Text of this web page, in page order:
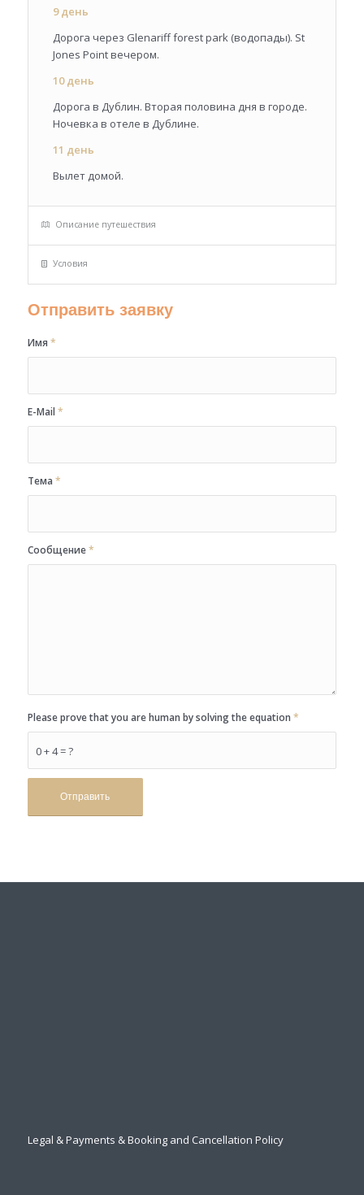
9 день
Дорога через Glenariff forest park (водопады). St
Jones Point вечером.
10 день
Дорога в Дублин. Вторая половина дня в городе.
Ночевка в отеле в Дублине.
11 день
Вылет домой.
Описание путешествия
Условия
Отправить заявку
Имя *
E-Mail *
Тема *
Сообщение*
0 + 4 = ?
Please prove that you are human by solving the equation *
Legal & Payments & Booking and Cancellation Policy